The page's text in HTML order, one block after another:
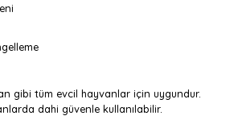
gibi tüm evcil hayvanlar için uygundur.
dahi güvenle kullanılabilir.